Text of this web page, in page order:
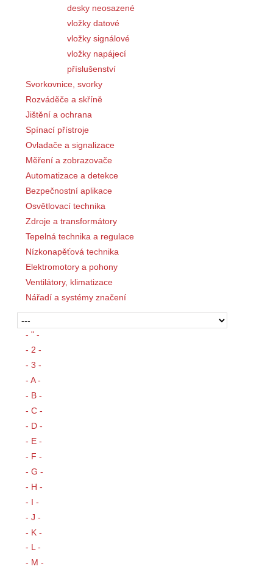
desky neosazené
vložky datové
vložky signálové
vložky napájecí
příslušenství
Svorkovnice, svorky
Rozváděče a skříně
Jištění a ochrana
Spínací přístroje
Ovladače a signalizace
Měření a zobrazovače
Automatizace a detekce
Bezpečnostní aplikace
Osvětlovací technika
Zdroje a transformátory
Tepelná technika a regulace
Nízkonapěťová technika
Elektromotory a pohony
Ventilátory, klimatizace
Nářadí a systémy značení
- " -
- 2 -
- 3 -
- A -
- B -
- C -
- D -
- E -
- F -
- G -
- H -
- I -
- J -
- K -
- L -
- M -